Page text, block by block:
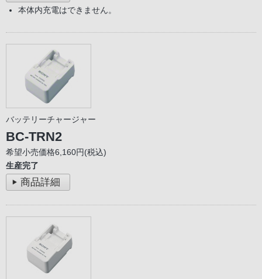
本体内充電はできません。
バッテリーチャージャー
BC-TRN2
希望小売価格6,160円(税込)
生産完了
商品詳細